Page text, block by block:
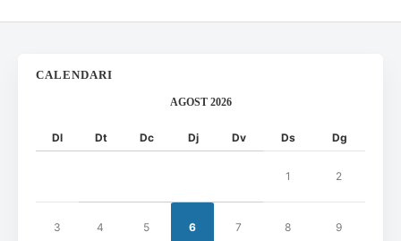
CALENDARI
AGOST 2026
Dl Dt Dc Dj Dv Ds Dg
1 2
3 4 5 6 7 8 9